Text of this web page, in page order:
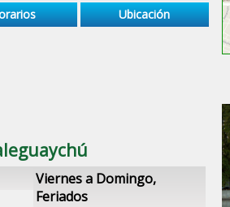
Ubicación
Viernes a Domingo,
Feriados